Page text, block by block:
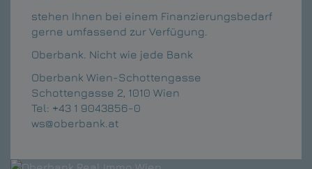
stehen Ihnen bei einem Finanzierungsbedarf
gerne umfassend zur Verfügung.
Oberbank. Nicht wie jede Bank
Oberbank Wien-Schottengasse
Schottengasse 2, 1010 Wien
Tel: +43 1 9043856-0
ws@oberbank.at